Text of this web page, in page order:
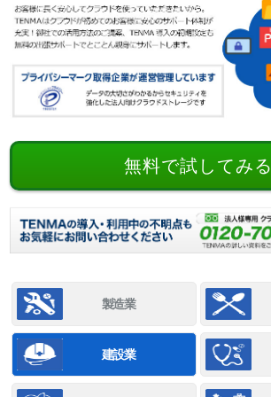
無料で試してみる
製造業
建設業